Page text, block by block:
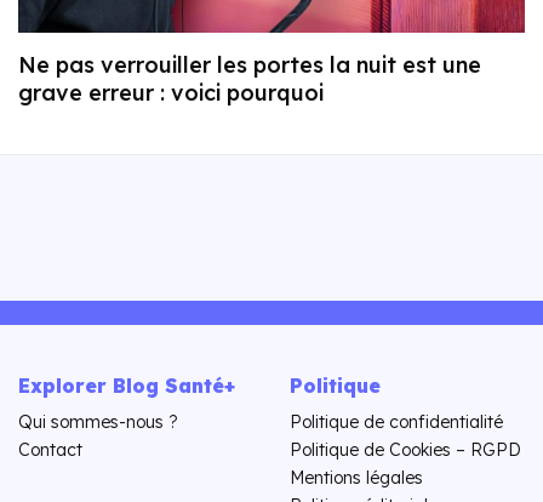
Ne pas verrouiller les portes la nuit est une
grave erreur : voici pourquoi
Explorer Blog Santé+
Qui sommes-nous ?
Contact
Politique
Politique de confidentialité
Politique de Cookies – RGPD
Mentions légales